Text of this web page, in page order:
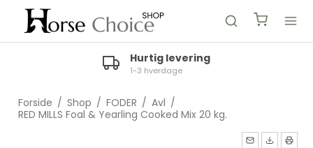
Hurtig levering
1-3 hverdage
Forside / Shop / FODER / Avl /
RED MILLS Foal & Yearling Cooked Mix 20 kg.